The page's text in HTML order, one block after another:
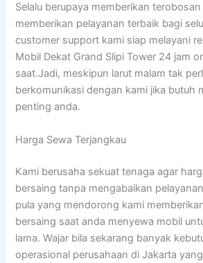
Selalu berupaya memberikan
memberikan pelayanan terbaik bagi
customer support kami siap melayani
Mobil Dekat Grand Slipi Tower 24 jam
saat.Jadi, meskipun larut malam tak
berkomunikasi dengan kami jika butuh
penting anda.
Harga Sewa Terjangkau
Kami berusaha sekuat tenaga agar
bersaing tanpa mengabaikan
pula yang mendorong kami
bersaing saat anda menyewa mobil
lama. Wajar bila sekarang banyak
operasional perusahaan di Jakarta